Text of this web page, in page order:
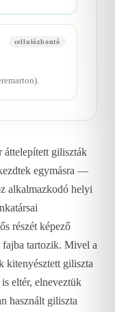
cellulózbontó
áttelepített giliszták
egymásra —
alkalmazkodó helyi
részét képező
fajba tartozik. Mivel a
kitenyésztett giliszta
eltér, elneveztük
használt giliszta